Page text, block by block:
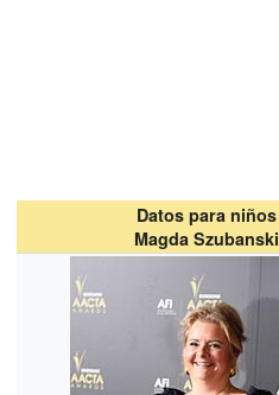
Datos para niños
Magda Szubanski